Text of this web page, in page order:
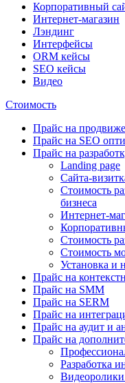
Корпоративный
Интернет-магазин
Лэндинг
Интерфейсы
ORM кейсы
SEO кейсы
Видео
Стоимость
Прайс на
Прайс на SEO
Прайс на
Landing page
Cайта-
Стоимость
бизнеса
Интернет-
Стоимость
Стоимость
Установка и
Прайс на
Прайс на SMM
Прайс на SERM
Прайс на
Прайс на аудит и
Прайс на
Разработка